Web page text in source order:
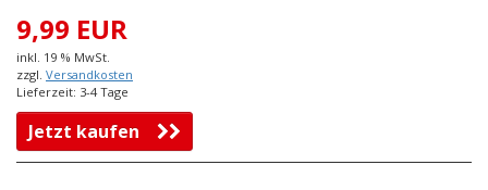
9,99 EUR
inkl. 19 % MwSt.
zzgl. Versandkosten
Lieferzeit: 3-4 Tage
Jetzt kaufen